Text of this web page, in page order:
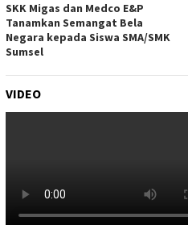
SKK Migas dan Medco E&P
Tanamkan Semangat Bela
Negara kepada Siswa SMA/SMK
Sumsel
VIDEO